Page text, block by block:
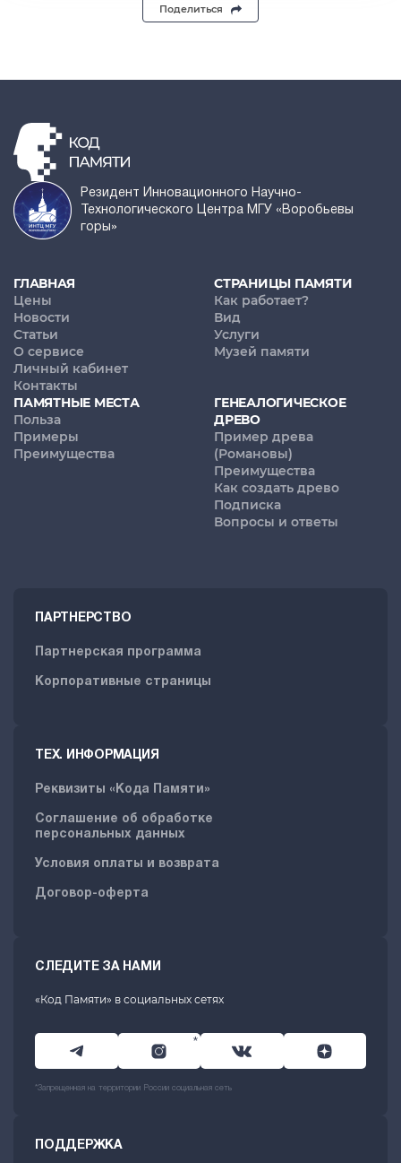
Поделиться
Резидент Инновационного Научно-
Технологического Центра МГУ «Воробьевы
горы»
ГЛАВНАЯ
Цены
Новости
Статьи
О сервисе
Личный кабинет
Контакты
СТРАНИЦЫ ПАМЯТИ
Как работает?
Вид
Услуги
Музей памяти
ПАМЯТНЫЕ МЕСТА
Польза
Примеры
Преимущества
ГЕНЕАЛОГИЧЕСКОЕ
ДРЕВО
Пример древа
(Романовы)
Преимущества
Как создать древо
Подписка
Вопросы и ответы
ПАРТНЕРСТВО
Партнерская программа
Корпоративные страницы
ТЕХ. ИНФОРМАЦИЯ
Реквизиты «Кода Памяти»
Соглашение об обработке
персональных данных
Условия оплаты и возврата
Договор-оферта
СЛЕДИТЕ ЗА НАМИ
«Код Памяти» в социальных сетях
*
*Запрещенная на территории России социальная сеть
ПОДДЕРЖКА